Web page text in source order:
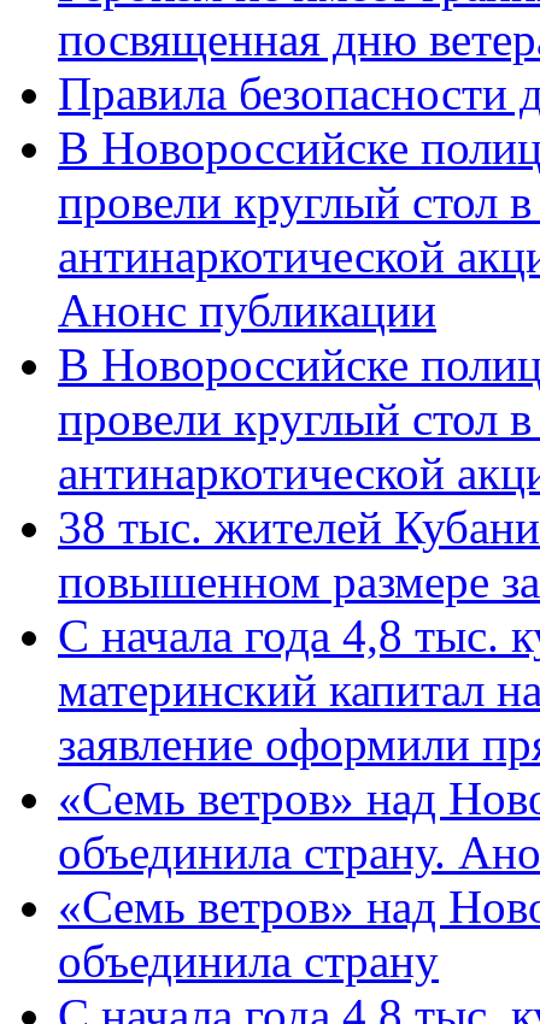
посвященная дню
Правила безопасности
В Новороссийске
провели круглый стол
антинаркотической
Анонс публикации
В Новороссийске
провели круглый стол
антинаркотической
38 тыс. жителей
повышенном размере
С начала года 4,8 тыс.
материнский капитал
заявление оформили
«Семь ветров» над
объединила страну.
«Семь ветров» над
объединила страну